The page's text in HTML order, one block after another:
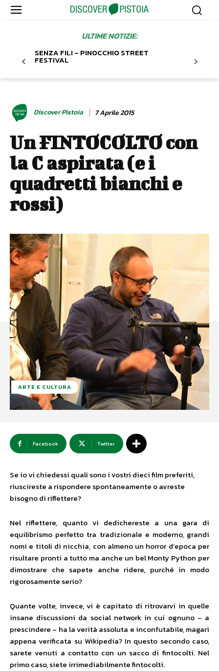
ULTIME NOTIZIE:
SENZA FILI – PINOCCHIO STREET
FESTIVAL
Discover Pistoia 7 Aprile 2015
Un FINTOCOLTO con
la C aspirata (e i
quadretti bianchi e
rossi)
ARTE E CULTURA
Facebook Twitter
Se io vi chiedessi quali sono i vostri dieci film preferiti,
riuscireste a rispondere spontaneamente o avreste
bisogno di riflettere?
Nel riflettere, quanto vi dedichereste a una gara di
equilibrismo perfetto tra tradizionale e moderno, grandi
nomi e titoli di nicchia, con almeno un horror d’epoca per
risultare pronti a tutto ma anche un bel Monty Python per
dimostrare che sapete anche ridere, purché in modo
rigorosamente serio?
Quante volte, invece, vi è capitato di ritrovarvi in quelle
insane discussioni da social network in cui ognuno – a
prescindere – ha la verità assoluta e inconfutabile, magari
appena verificata su Wikipedia? In questo secondo caso,
sarete venuti a contatto con un sacco di fintocolti. Nel
primo caso, siete irrimediabilmente fintocolti.